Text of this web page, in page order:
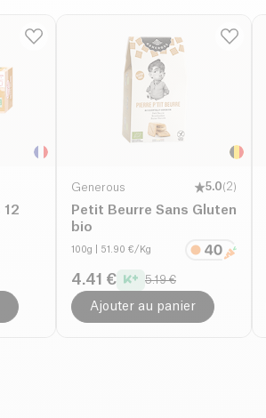
12
Generous 5.0(2)
Petit Beurre Sans Gluten
bio
100g | 51.90 €/Kg
4.41 € 5.19 €
Ajouter au panier